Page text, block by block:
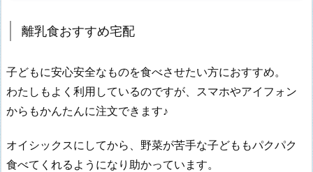
離乳食おすすめ宅配
子どもに安心安全なものを食べさせたい方におすすめ。
わたしもよく利用しているのですが、スマホやアイフォン
からもかんたんに注文できます♪
オイシックスにしてから、野菜が苦手な子どももパクパク
食べてくれるようになり助かっています。